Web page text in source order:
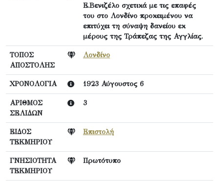
Ε.Βενιζέλο σχετικά με τις επαφές
του στο Λονδίνο προκειμένου να
επιτύχει τη σύναψη δανείου εκ
μέρους της Τράπεζας της Αγγλίας.
ΤΟΠΟΣ
ΑΠΟΣΤΟΛΗΣ
Λονδίνο
ΧΡΟΝΟΛΟΓΙΑ 1923 Αύγουστος 6
ΑΡΙΘΜΟΣ
ΣΕΛΙΔΩΝ
3
ΕΙΔΟΣ
ΤΕΚΜΗΡΙΟΥ
Επιστολή
ΓΝΗΣΙΟΤΗΤΑ
ΤΕΚΜΗΡΙΟΥ
Πρωτότυπο